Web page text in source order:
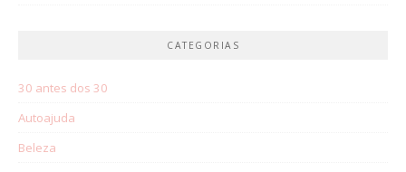
CATEGORIAS
30 antes dos 30
Autoajuda
Beleza